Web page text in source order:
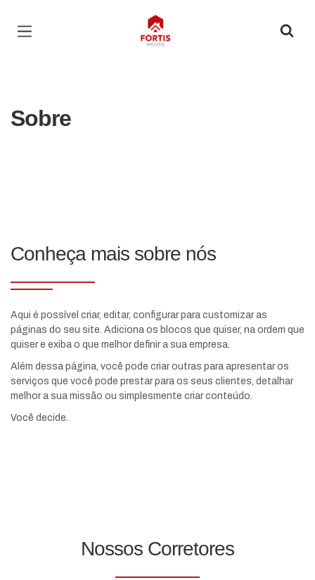
Página inicial
Sobre
Conheça mais sobre nós
Aqui é possível criar, editar, configurar para customizar as
páginas do seu site. Adiciona os blocos que quiser, na ordem que
quiser e exiba o que melhor definir a sua empresa.
Além dessa página, você pode criar outras para apresentar os
serviços que você pode prestar para os seus clientes, detalhar
melhor a sua missão ou simplesmente criar conteúdo.
Você decide.
Nossos Corretores